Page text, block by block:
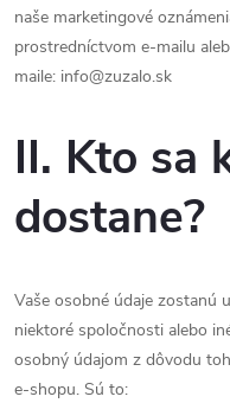
naše marketingové
prostredníctvom e-mailu
maile: info@zuzalo.sk
II. Kto sa
dostane?
Vaše osobné údaje zostanú
niektoré spoločnosti alebo
osobný údajom z dôvodu
e-shopu. Sú to: